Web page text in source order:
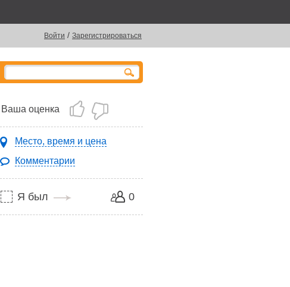
Войти / Зарегистрироваться
Ваша оценка
Место, время и цена
Комментарии
0
Я был